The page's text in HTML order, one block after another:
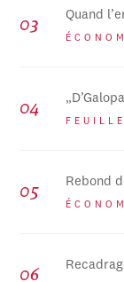
Quand
Rebond